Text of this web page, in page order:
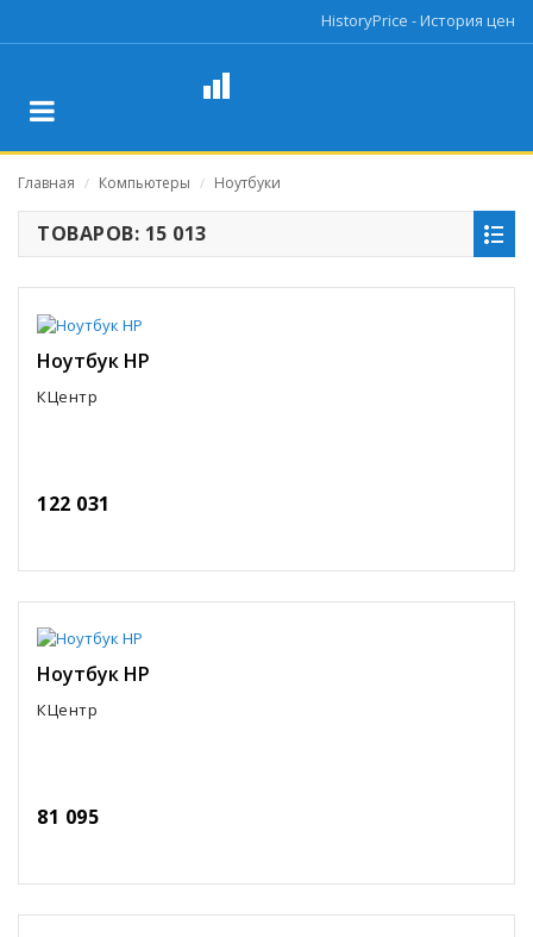
HistoryPrice - История цен
Главная / Компьютеры / Ноутбуки
ТОВАРОВ: 15 013
Ноутбук HP
КЦентр
122 031
Ноутбук HP
КЦентр
81 095